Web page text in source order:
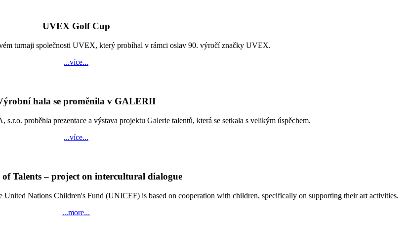
UVEX Golf Cup
turnaji společnosti UVEX, který probíhal v rámci oslav 90. výročí značky UVEX.
...více...
hala se proměnila v GALERII
proběhla prezentace a výstava projektu Galerie talentů, která se setkala s velikým úspěchem.
...více...
Talents – project on intercultural dialogue
Nations Children's Fund (UNICEF) is based on cooperation with children, specifically on supporting their art activities.
...more...